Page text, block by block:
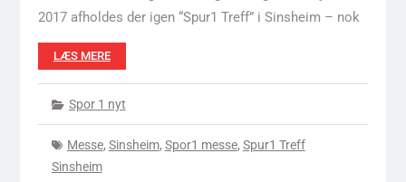
2017 afholdes der igen “Spur1 Treff” i Sinsheim – nok
LÆS MERE
Spor 1 nyt
Messe, Sinsheim, Spor1 messe, Spur1 Treff
Sinsheim